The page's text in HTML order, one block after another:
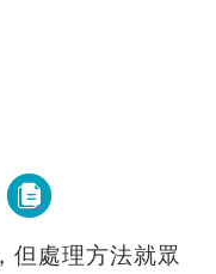
但處理方法就眾